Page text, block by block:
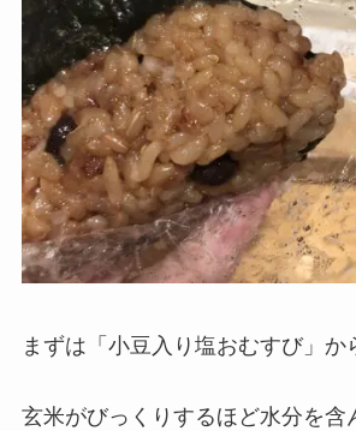
まずは「小豆入り塩おむすび」か
玄米がびっくりするほど水分を含